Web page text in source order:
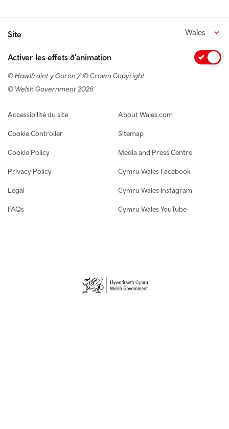
Site Wales
Activer les effets d'animation
© Hawlfraint y Goron / © Crown Copyright
© Welsh Government 2026
Footer navigation
Accessibilité du site
Cookie Controller
Cookie Policy
Privacy Policy
Legal
FAQs
About Wales.com
Sitemap
Media and Press Centre
Cymru Wales Facebook
Cymru Wales Instagram
Cymru Wales YouTube